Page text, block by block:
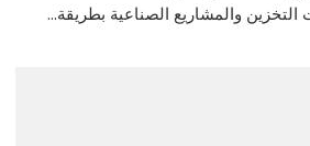
والمشاريع الصناعية بطريقة...